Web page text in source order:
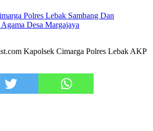
Polres Lebak Sambang Dan
Desa Margajaya
Kapolsek Cimarga Polres Lebak AKP